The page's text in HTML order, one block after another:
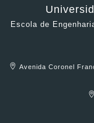
Escola de
Avenida Coronel